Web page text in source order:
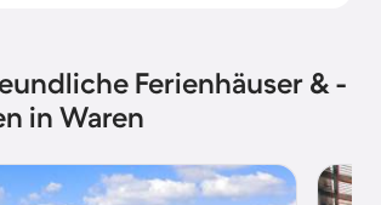
Ferienhäuser & -
in Waren